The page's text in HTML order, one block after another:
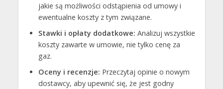
jakie są możliwości odstąpienia od umowy i
ewentualne koszty z tym związane.
Stawki i opłaty dodatkowe: Analizuj wszystkie
koszty zawarte w umowie, nie tylko cenę za
gaz.
Oceny i recenzje: Przeczytaj opinie o nowym
dostawcy, aby upewnić się, że jest godny